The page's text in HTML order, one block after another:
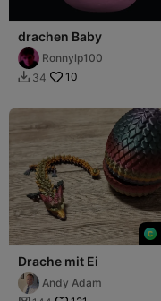
drachen Baby
Ronnylp100
 34 10
Drache mit Ei
Andy Adam